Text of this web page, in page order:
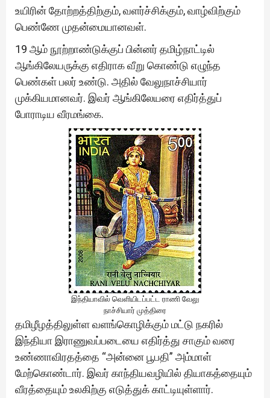
உயிரின் தோற்றத்திற்கும், வளர்ச்சிக்கும், வாழ்விற்கும்
பெண்ணே முதன்மையானவள்.
19 ஆம் நூற்றாண்டுக்குப் பின்னர் தமிழ்நாட்டில்
ஆங்கிலேயருக்கு எதிராக வீறு கொண்டு எழுந்த
பெண்கள் பலர் உண்டு. அதில் வேலுநாச்சியார்
முக்கியமானவர். இவர் ஆங்கிலேயரை எதிர்த்துப்
போராடிய வீரமங்கை.
இந்தியாவில் வெளியிடப்பட்ட ராணி வேலு
நாச்சியார் முத்திரை
தமிழீழத்திலுள்ள வளங்கொழிக்கும் மட்டு நகரில்
இந்தியா இராணுவப்படையை எதிர்த்து சாகும் வரை
உண்ணாவிரதத்தை “அன்னை பூபதி” அம்மாள்
மேற்கொண்டார். இவர் காந்தியவழியில் தியாகத்தையும்
வீரத்தையும் உலகிற்கு எடுத்துக் காட்டியுள்ளார்.